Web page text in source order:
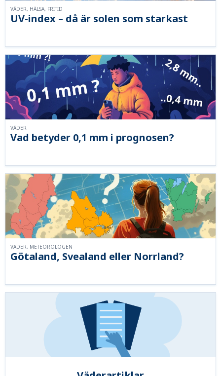
UV-index – då är solen som starkast
VÄDER, HÄLSA, FRITID
Vad betyder 0,1 mm i prognosen?
VÄDER
Götaland, Svealand eller Norrland?
VÄDER, METEOROLOGEN